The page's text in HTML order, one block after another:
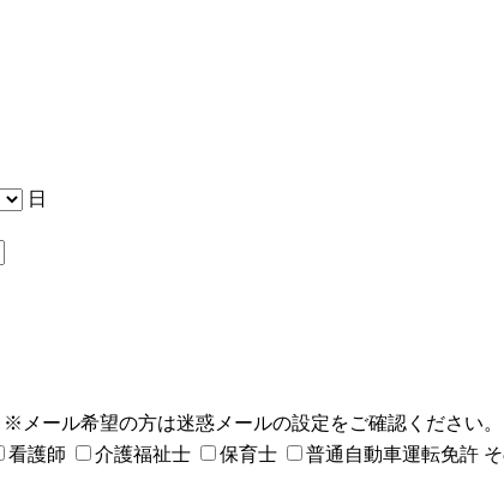
日
※メール希望の方は迷惑メールの設定をご確認ください。
看護師 介護福祉士 保育士 普通自動車運転免許